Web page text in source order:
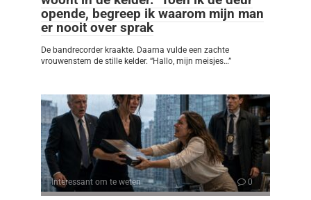
opende, begreep ik waarom mijn man
er nooit over sprak
De bandrecorder kraakte. Daarna vulde een zachte
vrouwenstem de stille kelder. “Hallo, mijn meisjes…”
Interessant om te weten 0